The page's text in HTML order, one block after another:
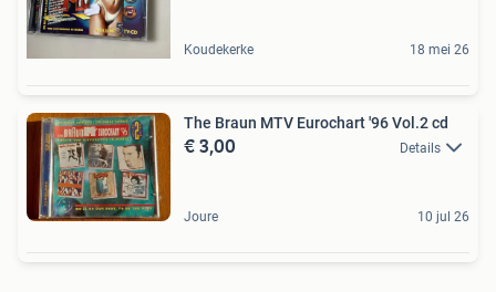
Koudekerke 18 mei 26
The Braun MTV Eurochart '96 Vol.2 cd
€ 3,00 Details
Joure 10 jul 26